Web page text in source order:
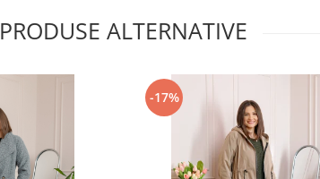
PRODUSE ALTERNATIVE
-17%